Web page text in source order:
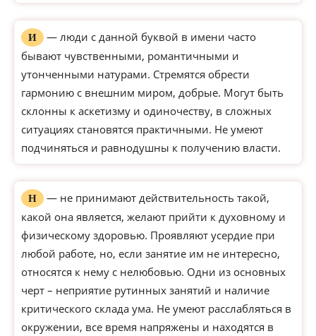
И
— люди с данной буквой в имени часто
бывают чувственными, романтичными и
утонченными натурами. Стремятся обрести
гармонию с внешним миром, добрые. Могут быть
склонны к аскетизму и одиночеству, в сложных
ситуациях становятся практичными. Не умеют
подчиняться и равнодушны к получению власти.
Н
— не принимают действительность такой,
какой она является, желают прийти к духовному и
физическому здоровью. Проявляют усердие при
любой работе, но, если занятие им не интересно,
относятся к нему с нелюбовью. Одни из основных
черт – неприятие рутинных занятий и наличие
критического склада ума. Не умеют расслабляться в
окружении, все время напряжены и находятся в